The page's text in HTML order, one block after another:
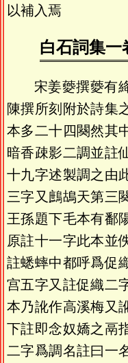
以補入焉
白石詞集一
宋姜䕫撰䕫有
陳撰所刻附於詩集
本多二十四闋然其
暗香疎影二調並註
十九字述製調之由
三字又鷓鴣天第三
王孫題下毛本有鄱
原註十一字此本並
註蟋蟀中都呼爲促
宫五字又註促織二
本乃訛作高溪梅又
下註即念奴嬌之鬲
二字爲調名註曰一